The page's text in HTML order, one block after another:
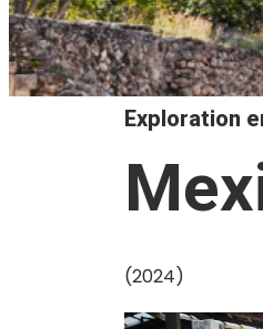
Exploration
(2024)